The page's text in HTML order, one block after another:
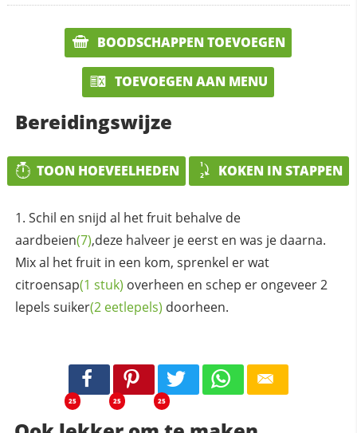
BOODSCHAPPEN TOEVOEGEN
TOEVOEGEN AAN MENU
Bereidingswijze
TOON HOEVEELHEDEN KOKEN IN STAPPEN
Schil en snijd al het fruit behalve de
aardbeien(7),deze halveer je eerst en was je daarna.
Mix al het fruit in een kom, sprenkel er wat
citroensap(1 stuk) overheen en schep er ongeveer 2
lepels suiker(2 eetlepels) doorheen.
25 25 25